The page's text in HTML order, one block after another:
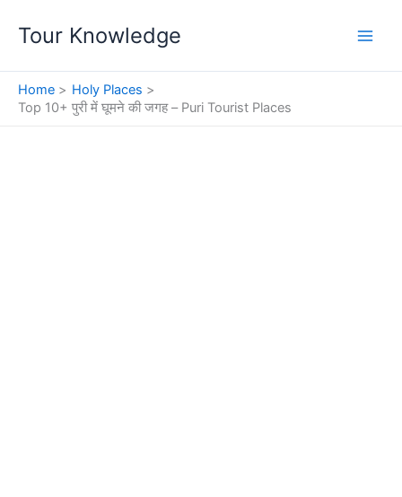
Tour Knowledge
Home
Holy Places
Top 10+ पुरी में घूमने की जगह – Puri Tourist Places